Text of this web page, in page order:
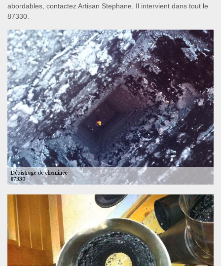
abordables, contactez Artisan Stephane. Il intervient dans tout le
87330.